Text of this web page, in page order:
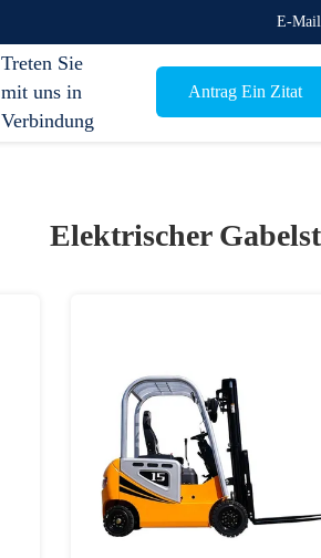
E-
Treten Sie
mit uns in
Verbindung
Antrag Ein Zitat
Elektrischer